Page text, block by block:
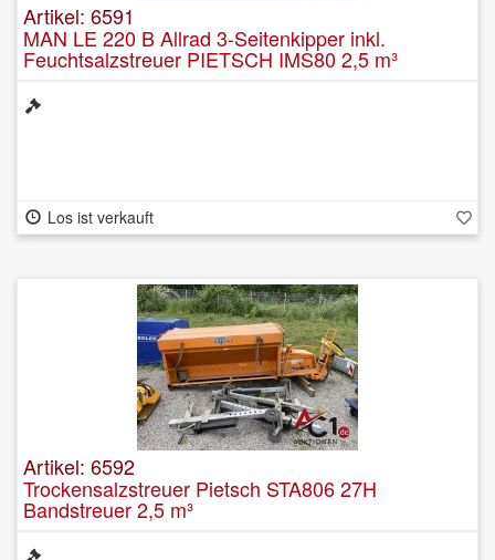
Artikel: 6591
MAN LE 220 B Allrad 3-Seitenkipper inkl.
Feuchtsalzstreuer PIETSCH IMS80 2,5 m³
Los ist verkauft
Artikel: 6592
Trockensalzstreuer Pietsch STA806 27H
Bandstreuer 2,5 m³